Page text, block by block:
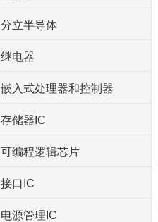
分立半导体
继电器
嵌入式处理器和控制器
存储器IC
可编程逻辑芯片
接口IC
电源管理IC